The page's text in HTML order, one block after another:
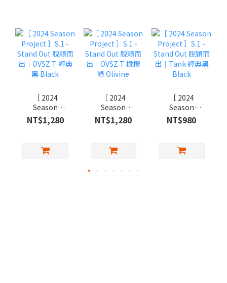
［ 2024
Season
Project ］S.1 -
Stand Out 脫穎
經典黑 Black
NT$1,280
［ 2024
Season
Project ］S.1 -
Stand Out 脫穎
橄欖綠 Olivine
NT$1,280
［ 2024
Season
Project ］S.1 -
Stand Out 脫穎
典黑 Black
NT$980